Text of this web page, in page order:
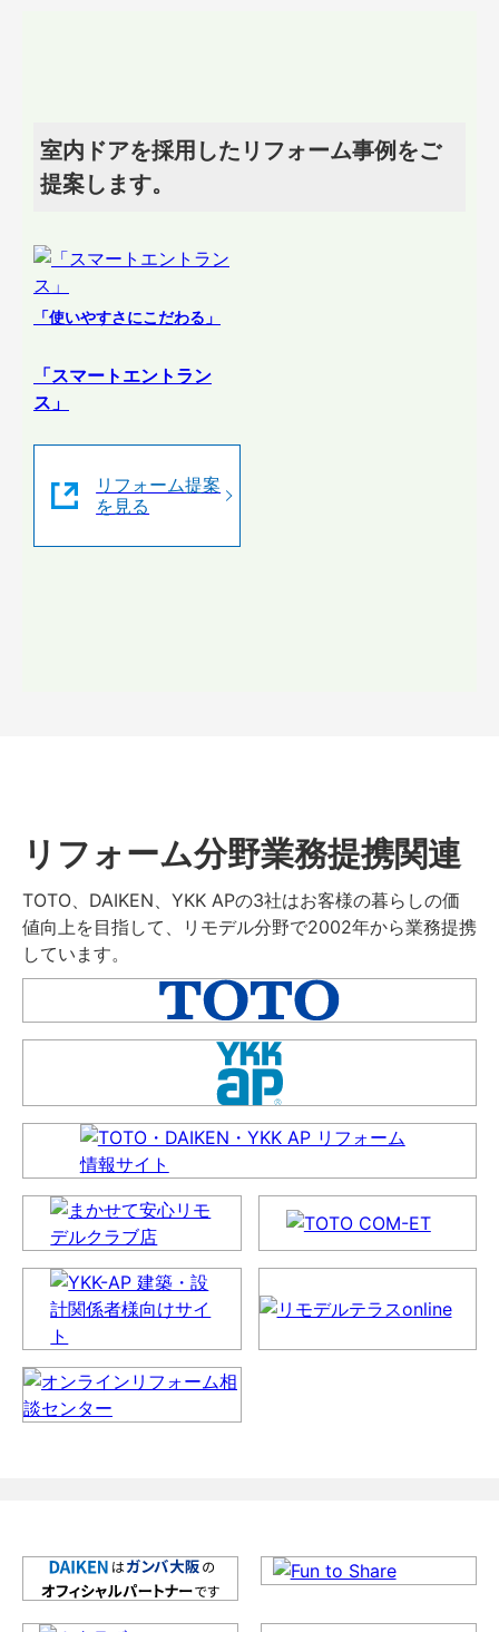
室内ドアを採用したリフォーム事例をご
提案します。
「使いやすさにこだわる」
「スマートエントラン
ス」
リフォーム提案
を見る
リフォーム分野業務提携関連
TOTO、DAIKEN、YKK APの3社はお客様の暮らしの価
値向上を目指して、リモデル分野で2002年から業務提携
しています。